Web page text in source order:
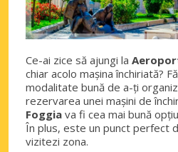
Ce-ai zice să ajungi la
chiar acolo mașina închiriată?
modalitate bună de a-ți
rezervarea unei mașini de
Foggia va fi cea mai bună
În plus, este un punct perfect
vizitezi zona.